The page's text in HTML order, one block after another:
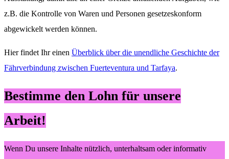
z.B. die Kontrolle von Waren und Personen gesetzeskonform
abgewickelt werden können.
Hier findet Ihr einen Überblick über die unendliche Geschichte der
Fährverbindung zwischen Fuerteventura und Tarfaya.
Bestimme den Lohn für unsere
Arbeit!
Wenn Du unsere Inhalte nützlich, unterhaltsam oder informativ